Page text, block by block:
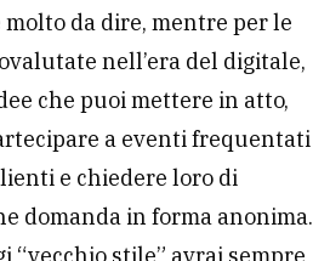
molto da dire, mentre per le
nell’era del digitale,
che puoi mettere in atto,
a eventi frequentati
e chiedere loro di
domanda in forma anonima.